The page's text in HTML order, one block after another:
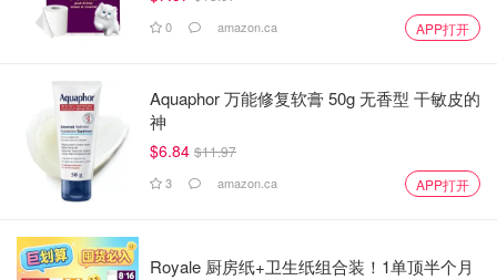
0 amazon.ca APP打开
Aquaphor 万能修复软膏 50g 无香型 干敏皮的
神
$6.84 $11.97
3 amazon.ca APP打开
Royale 厨房纸+卫生纸组合装！1单顶半个月